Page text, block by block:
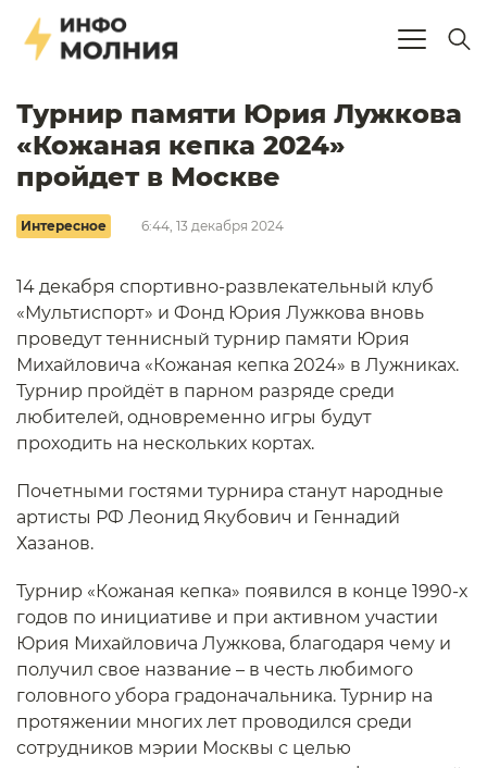
Турнир памяти Юрия Лужкова
«Кожаная кепка 2024»
пройдет в Москве
Интересное 6:44, 13 декабря 2024
14 декабря спортивно-развлекательный клуб
«Мультиспорт» и Фонд Юрия Лужкова вновь
проведут теннисный турнир памяти Юрия
Михайловича «Кожаная кепка 2024» в Лужниках.
Турнир пройдёт в парном разряде среди
любителей, одновременно игры будут
проходить на нескольких кортах.
Почетными гостями турнира станут народные
артисты РФ Леонид Якубович и Геннадий
Хазанов.
Турнир «Кожаная кепка» появился в конце 1990-х
годов по инициативе и при активном участии
Юрия Михайловича Лужкова, благодаря чему и
получил свое название – в честь любимого
головного убора градоначальника. Турнир на
протяжении многих лет проводился среди
сотрудников мэрии Москвы с целью